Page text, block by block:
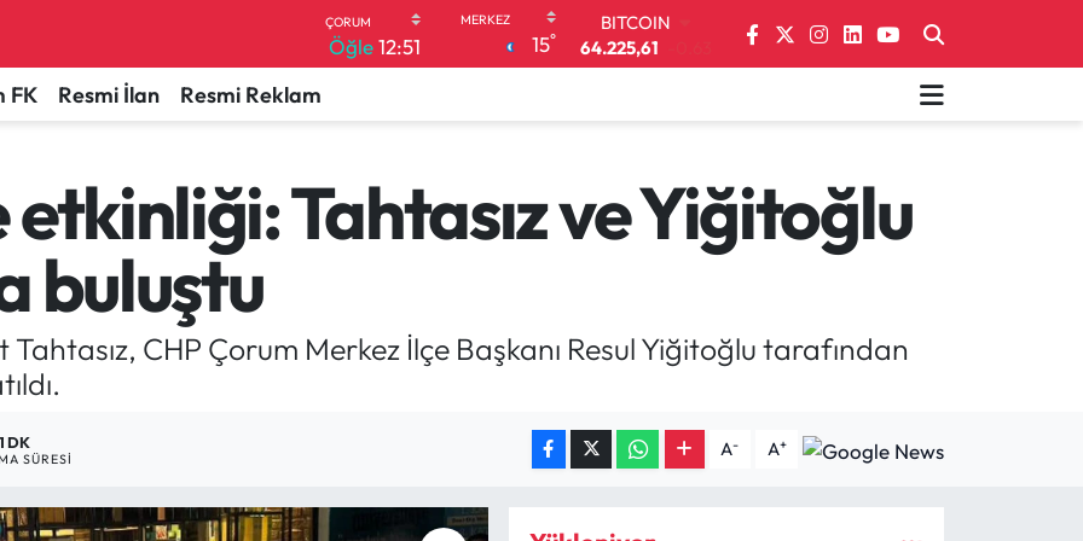
Öğle12:51 15°
DOLAR
47,6704
EURO
6510.40 0.45
BİST100
FK Resmi İlan Resmi Reklam
etkinliği: Tahtasız ve Yiğitoğlu
buluştu
CHP Çorum Merkez İlçe Başkanı Resul Yiğitoğlu tarafından
1 DK
SÜRESI A- A+